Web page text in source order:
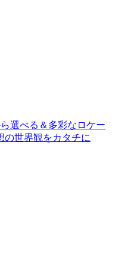
選べる＆多彩なロケー
の世界観をカタチに